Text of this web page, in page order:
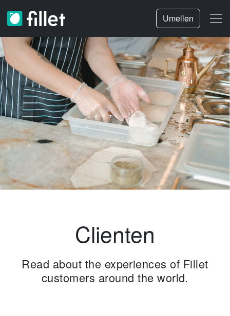
Umellen
Clienten
Read about the experiences of Fillet
customers around the world.